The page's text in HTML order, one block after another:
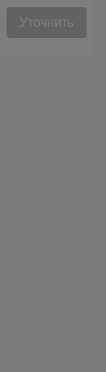
Уточнить